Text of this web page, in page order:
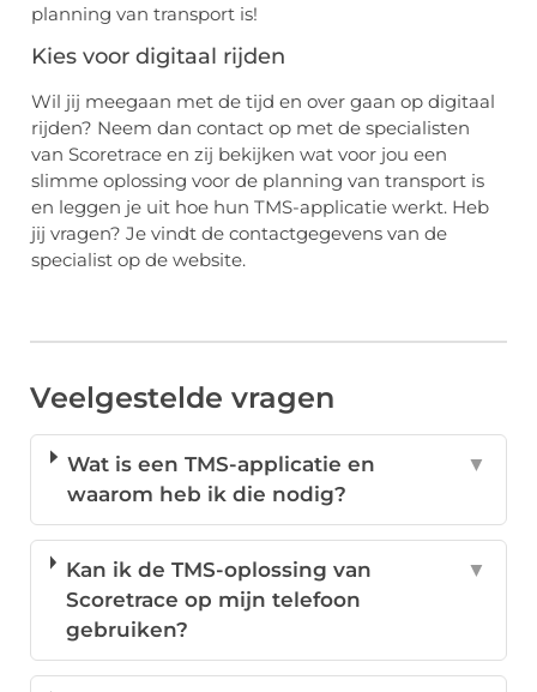
planning van transport is!
Kies voor digitaal rijden
Wil jij meegaan met de tijd en over gaan op digitaal
rijden? Neem dan contact op met de specialisten
van Scoretrace en zij bekijken wat voor jou een
slimme oplossing voor de planning van transport is
en leggen je uit hoe hun TMS-applicatie werkt. Heb
jij vragen? Je vindt de contactgegevens van de
specialist op de website.
Veelgestelde vragen
Wat is een TMS-applicatie en
waarom heb ik die nodig?
▼
Kan ik de TMS-oplossing van
Scoretrace op mijn telefoon
gebruiken?
▼